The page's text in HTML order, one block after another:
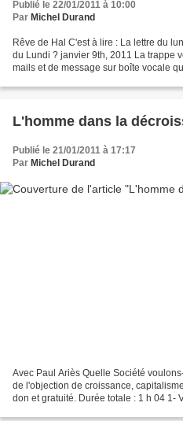
Publié le 22/01/2011 à 10:00
Par Michel Durand
Rêve de Hal C'est à lire : La lettre du
du Lundi ? janvier 9th, 2011 La trappe
mails et de message sur boîte vocale
L'homme dans la
Publié le 21/01/2011 à 17:17
Par Michel Durand
Avec Paul Ariès Quelle Société
de l'objection de croissance,
don et gratuité. Durée totale : 1 h 04 1-